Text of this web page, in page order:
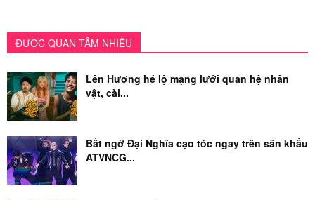
ĐƯỢC QUAN TÂM NHIỀU
Lên Hương hé lộ mạng lưới quan hệ nhân
vật, cài...
Bất ngờ Đại Nghĩa cạo tóc ngay trên sân khấu
ATVNCG...